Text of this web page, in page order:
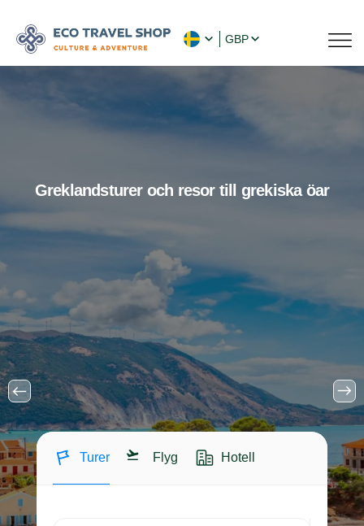
GBP
Greklandsturer och resor till grekiska öar
Turer Flyg Hotell